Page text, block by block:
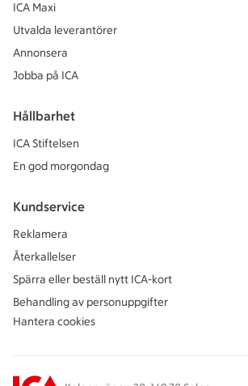
ICA Maxi
Utvalda leverantörer
Annonsera
Jobba på ICA
Hållbarhet
ICA Stiftelsen
En god morgondag
Kundservice
Reklamera
Återkallelser
Spärra eller beställ nytt ICA-kort
Behandling av personuppgifter
Hantera cookies